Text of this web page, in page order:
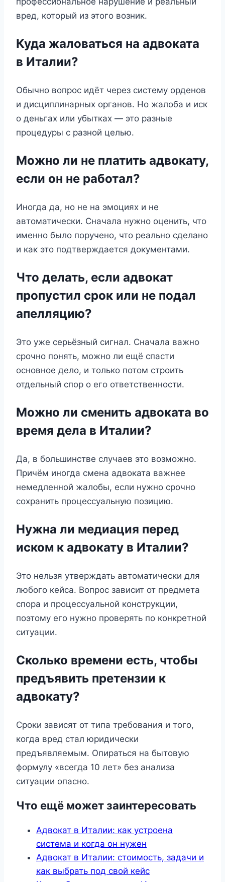
вред, который из этого возник.
Куда жаловаться на адвоката
в Италии?
Обычно вопрос идёт через систему орденов
и дисциплинарных органов. Но жалоба и иск
о деньгах или убытках — это разные
процедуры с разной целью.
Можно ли не платить адвокату,
если он не работал?
Иногда да, но не на эмоциях и не
автоматически. Сначала нужно оценить, что
именно было поручено, что реально сделано
и как это подтверждается документами.
Что делать, если адвокат
пропустил срок или не подал
апелляцию?
Это уже серьёзный сигнал. Сначала важно
срочно понять, можно ли ещё спасти
основное дело, и только потом строить
отдельный спор о его ответственности.
Можно ли сменить адвоката во
время дела в Италии?
Да, в большинстве случаев это возможно.
Причём иногда смена адвоката важнее
немедленной жалобы, если нужно срочно
сохранить процессуальную позицию.
Нужна ли медиация перед
иском к адвокату в Италии?
Это нельзя утверждать автоматически для
любого кейса. Вопрос зависит от предмета
спора и процессуальной конструкции,
поэтому его нужно проверять по конкретной
ситуации.
Сколько времени есть, чтобы
предъявить претензии к
адвокату?
Сроки зависят от типа требования и того,
когда вред стал юридически
предъявляемым. Опираться на бытовую
формулу «всегда 10 лет» без анализа
ситуации опасно.
Что ещё может заинтересовать
Адвокат в Италии: как устроена
система и когда он нужен
Адвокат в Италии: стоимость, задачи и
как выбрать под свой кейс